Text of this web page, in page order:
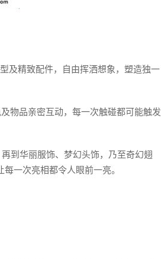
及精致配件，自由挥洒想象，塑造独一
物品亲密互动，每一次触碰都可能触发
到华丽服饰、梦幻头饰，乃至奇幻翅
一次亮相都令人眼前一亮。